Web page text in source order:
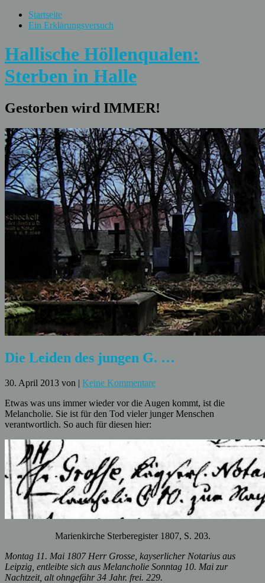
Startseite
Ein Erklärungsversuch
Hallische Höllenqualen:
Sterben in Halle
Gestorben wird IMMER!
Die Leiden des jungen G. …
30. April 2013 von | Keine Kommentare
Etwas was uns immer wieder vor die Augen kommt, ist die
Melancholie. Sie ist für den Tod vieler junger Menschen
verantwortlich. So auch für diesen hier:
Marienkirche Sterberegister 1807, S. 203.
Montag 11. Mai 1807 Herr Grosse, kayserlicher Notarius aus
Leipzig, entleibte sich aus Melancholie Sonntag 10. Mai zur
Nachtzeit, alt ohngefähr 34 Jahr. frei. 229.